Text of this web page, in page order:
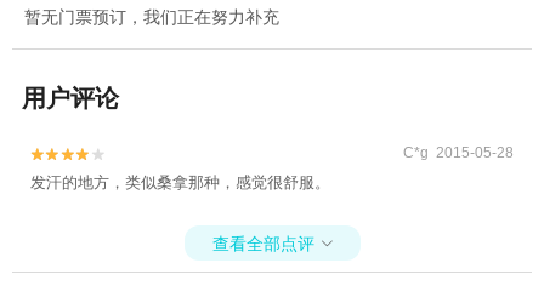
暂无门票预订，我们正在努力补充
用户评论

 C*g 2015-05-28
发汗的地方，类似桑拿那种，感觉很舒服。
查看全部点评 